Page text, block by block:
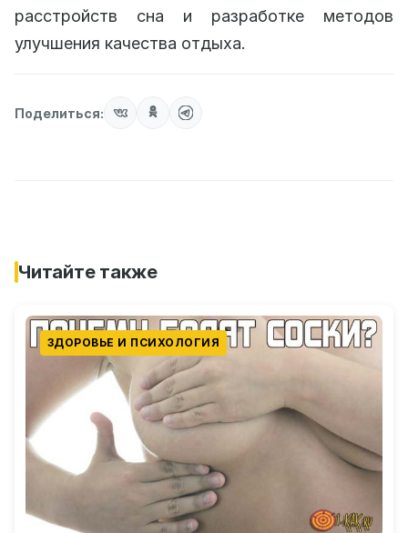
расстройств сна и разработке методов
улучшения качества отдыха.
Поделиться:
Читайте также
ЗДОРОВЬЕ И ПСИХОЛОГИЯ